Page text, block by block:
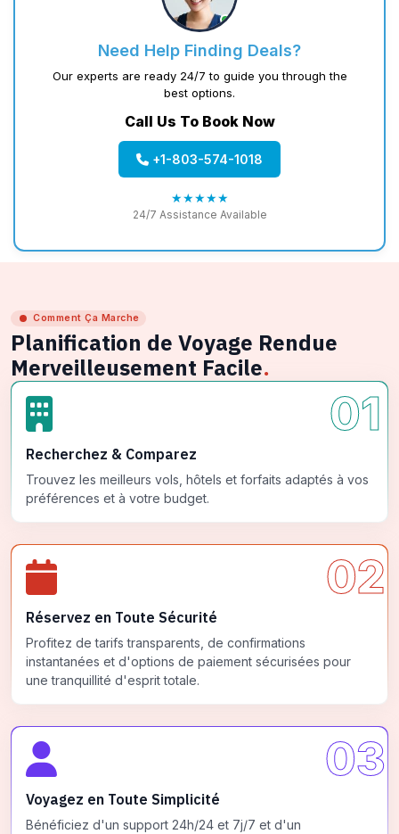
Need Help Finding Deals?
Our experts are ready 24/7 to guide you through the
best options.
Call Us To Book Now
+1-803-574-1018
★★★★★
24/7 Assistance Available
Comment Ça Marche
Planification de Voyage Rendue
Merveilleusement Facile.
01
Recherchez & Comparez
Trouvez les meilleurs vols, hôtels et forfaits adaptés à vos
préférences et à votre budget.
02
Réservez en Toute Sécurité
Profitez de tarifs transparents, de confirmations
instantanées et d'options de paiement sécurisées pour
une tranquillité d'esprit totale.
03
Voyagez en Toute Simplicité
Bénéficiez d'un support 24h/24 et 7j/7 et d'un